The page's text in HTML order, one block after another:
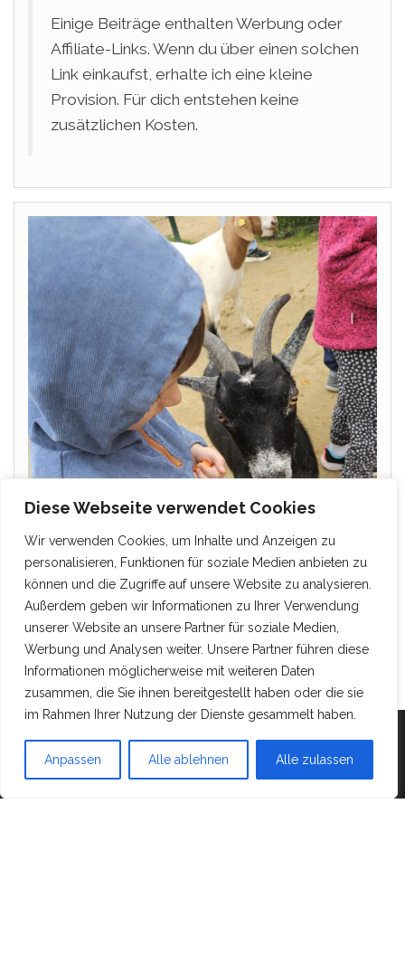
Diese Webseite verwendet Cookies
Wir verwenden Cookies, um Inhalte und Anzeigen zu
personalisieren, Funktionen für soziale Medien anbieten zu
können und die Zugriffe auf unsere Website zu analysieren.
Außerdem geben wir Informationen zu Ihrer Verwendung
unserer Website an unsere Partner für soziale Medien,
Werbung und Analysen weiter. Unsere Partner führen diese
Informationen möglicherweise mit weiteren Daten
zusammen, die Sie ihnen bereitgestellt haben oder die sie
im Rahmen Ihrer Nutzung der Dienste gesammelt haben.
Anpassen Alle ablehnen Alle zulassen
Einige Beiträge enthalten Werbung oder
Affiliate-Links. Wenn du über einen solchen
Link einkaufst, erhalte ich eine kleine
Provision. Für dich entstehen keine
zusätzlichen Kosten.
Mit Stolz präsentiert vonWordPress |Theme:Head
Blog